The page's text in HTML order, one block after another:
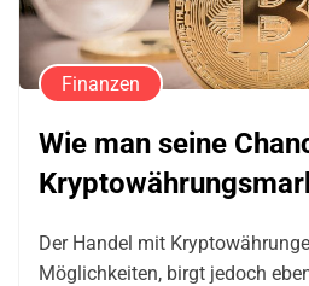
Finanzen
Wie man seine
Der Handel mit
Möglichkeiten, birgt jedoch